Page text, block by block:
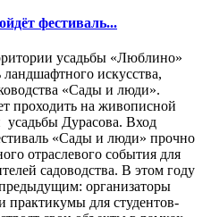
фестиваль...
усадьбы «Люблино»
искусства,
«Сады и люди».
проходить на живописной
усадьбы Дурасова. Вход
«Сады и люди» прочно
отраслевого события для
садоводства. В этом году
организаторы
практикумы для студентов-